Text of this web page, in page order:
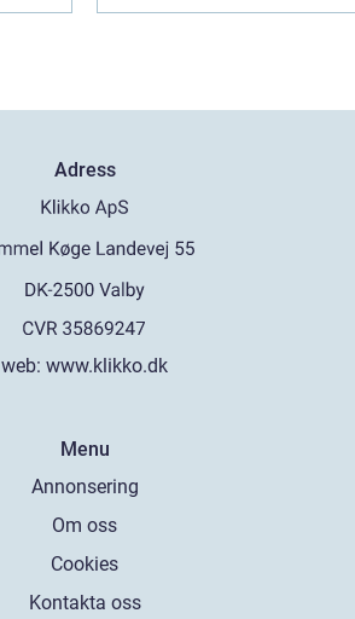
Adress
web: www.klikko.dk
Menu
Annonsering
Om oss
Cookies
Kontakta oss